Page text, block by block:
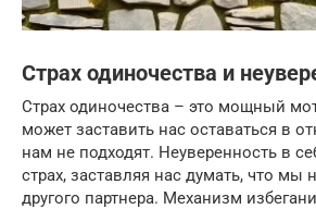
Страх одиночества и
Страх одиночества – это мощный
может заставить нас оставаться в
нам не подходят. Неуверенность в
страх, заставляя нас думать, что мы
другого партнера. Механизм